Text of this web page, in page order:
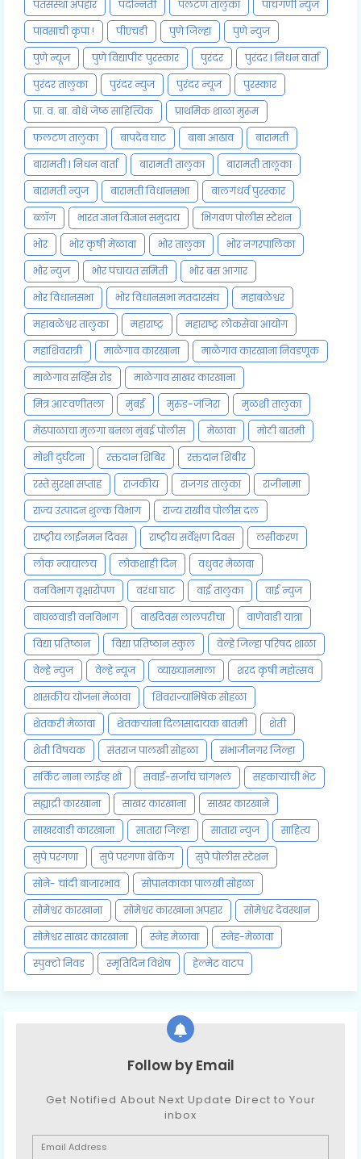
पतसंस्था अपहार
पदोन्नती पलटण तालुका
पाचगणी न्युज
पावसाची कृपा !
पीएचडी पुणे जिल्हा
पुणे न्युज
पुणे न्यूज
पुणे विद्यापीठ पुरस्कार पुरंदर
पुरंदर l निधन वार्ता
पुरंदर तालुका
पुरंदर न्युज पुरंदर न्यूज
पुरस्कार
प्रा. व. बा. बोधे जेष्ठ साहित्यिक
प्राथमिक शाळा मुरूम
फलटण तालुका
बापदेव घाट बाबा आढाव
बारामती
बारामती l निधन वार्ता
बारामती तालुका
बारामती तालूका
बारामती न्युज
बारामती विधानसभा
बालगंधर्व पुरस्कार
ब्लॉग
भारत ज्ञान विज्ञान समुदाय
भिगवण पोलीस स्टेशन
भोर
भोर कृषी मेळावा भोर तालुका
भोर नगरपालिका
भोर न्युज
भोर पंचायत समिती
भोर बस आगार
भोर विधानसभा
भोर विधानसभा मतदारसंघ
महाबळेश्वर
महाबळेश्वर तालुका
महाराष्ट्र
महाराष्ट्र लोकसेवा आयोग
महाशिवरात्री
माळेगाव कारखाना
माळेगाव कारखाना निवडणूक
माळेगाव सर्व्हिस रोड
माळेगाव साखर कारखाना
मित्र आठवणीतला
मुंबई मुरुड-जंजिरा
मुळशी तालुका
मेंढपाळाचा मुलगा बनला मुंबई पोलीस
मेळावा
मोठी बातमी
मोशी दुर्घटना
रक्तदान शिबिर
रक्तदान शिबीर
रस्ते सुरक्षा सप्ताह
राजकीय राजगड तालुका
राजीनामा
राज्य उत्पादन शुल्क विभाग
राज्य राखीव पोलीस दल
राष्ट्रीय लाईनमन दिवस
राष्ट्रीय सर्वेक्षण दिवस
लसीकरण
लोक न्यायालय
लोकशाही दिन
वधुवर मेळावा
वनविभाग वृक्षारोपण
वरंधा घाट वाई तालुका
वाई न्युज
वाघळवाडी वनविभाग
वाढदिवस लालपरीचा
वाणेवाडी यात्रा
विद्या प्रतिष्ठान
विद्या प्रतिष्ठान स्कुल
वेल्हे जिल्हा परिषद शाळा
वेल्हे न्युज
वेल्हे न्यूज व्याख्यानमाला
शरद कृषी महोत्सव
शासकीय योजना मेळावा
शिवराज्याभिषेक सोहळा
शेतकरी मेळावा
शेतकऱ्यांना दिलासादायक बातमी
शेती
शेती विषयक
संतराज पालखी सोहळा
संभाजीनगर जिल्हा
सर्किट नाना लाईव्ह शो
सवाई-सर्जाचं चांगभलं
सहकाऱ्यांची भेट
सह्याद्री कारखाना
साखर कारखाना
साखर कारखाने
साखरवाडी कारखाना
सातारा जिल्हा सातारा न्युज
साहित्य
सुपे परगणा
सुपे परगणा ब्रेकिंग
सुपे पोलीस स्टेशन
सोने- चांदी बाजारभाव
सोपानकाका पालखी सोहळा
सोमेश्वर कारखाना
सोमेश्वर कारखाना अपहार
सोमेश्वर देवस्थान
सोमेश्वर साखर कारखाना
स्नेह मेळावा
स्नेह-मेळावा
स्पुक्टो निवड
स्मृतिदिन विशेष हेल्मेट वाटप
Follow by Email
Get Notified About Next Update Direct to Your
inbox